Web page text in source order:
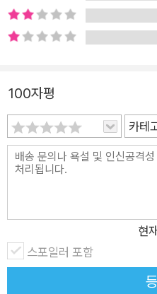
다른 누구도 아닌 오직 자신에
헤어 컨설팅, 패션 스타일링 컨
던 이러한 서비스를 받는 연령
유는 역설적이게도 우리가 오
이 늘어나는 것에 그치지 않고
명(HLY, Healthy Life Years)’
과 산업은 지속될 전망이다. 친구·연애·결혼·출산… 당연한 건 없
인공수정 #커리어코칭 #평판관리 #온오프보딩서비스 #모은돈
#현금챌린지 #앱테크 친구나 연인과의 대표적인 놀이코스였던
영화관의 매출은 코로나19 팬
으로 감소했다. 주점이나 숙박
100자평
카테
현
스포일러 포함